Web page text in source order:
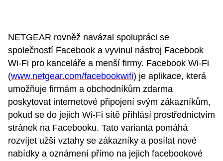
NETGEAR rovněž navázal spolupráci se
společností Facebook a vyvinul nástroj Facebook
Wi-Fi pro kanceláře a menší firmy. Facebook Wi-Fi
(www.netgear.com/facebookwifi) je aplikace, která
umožňuje firmám a obchodníkům zdarma
poskytovat internetové připojení svým zákazníkům,
pokud se do jejich Wi-Fi sítě přihlásí prostřednictvím
stránek na Facebooku. Tato varianta pomáhá
rozvíjet užší vztahy se zákazníky a posílat nové
nabídky a oznámení přímo na jejich facebookové